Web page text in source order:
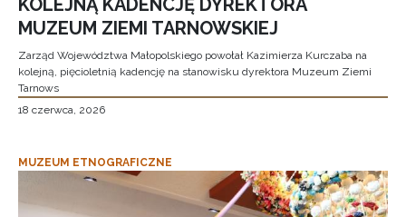
KOLEJNĄ KADENCJĘ DYREKTORA
MUZEUM ZIEMI TARNOWSKIEJ
Zarząd Województwa Małopolskiego powołał Kazimierza Kurczaba na
kolejną, pięcioletnią kadencję na stanowisku dyrektora Muzeum Ziemi
Tarnows
18 czerwca, 2026
MUZEUM ETNOGRAFICZNE